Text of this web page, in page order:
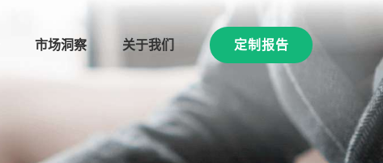
市场洞察 关于我们 定制报告